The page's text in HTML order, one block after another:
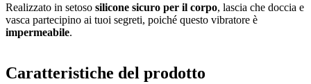
Realizzato in setoso silicone sicuro per il corpo, lascia che doccia e
vasca partecipino ai tuoi segreti, poiché questo vibratore è
impermeabile.
Caratteristiche del prodotto